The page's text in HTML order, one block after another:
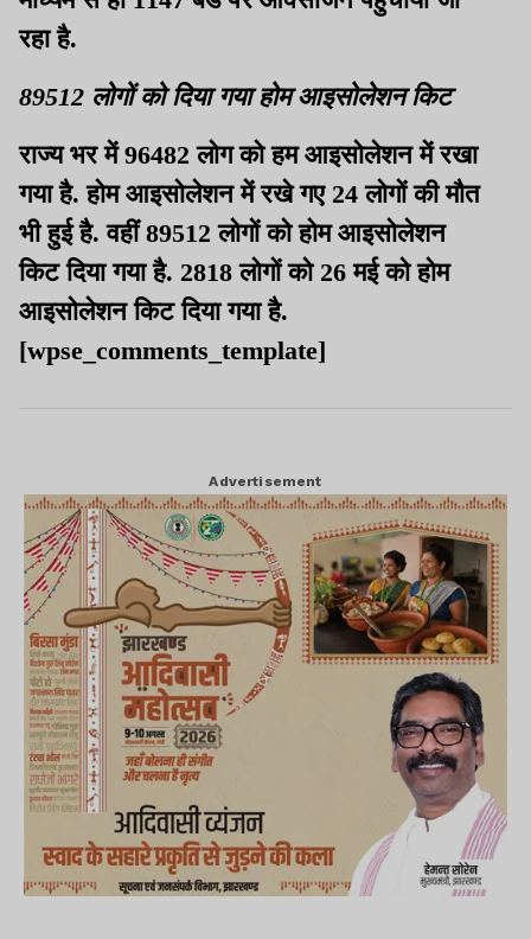
रहा है.
89512 लोगों को दिया गया होम आइसोलेशन किट
राज्य भर में 96482 लोग को हम आइसोलेशन में रखा
गया है. होम आइसोलेशन में रखे गए 24 लोगों की मौत
भी हुई है. वहीं 89512 लोगों को होम आइसोलेशन
किट दिया गया है. 2818 लोगों को 26 मई को होम
आइसोलेशन किट दिया गया है.
[wpse_comments_template]
Advertisement